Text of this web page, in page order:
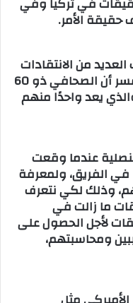
حقيقة الأمر.
من الانتقادات
حول تفسير الحادثة، ولكن كيف تفسر أن الصحافي ذو 60
والذي يعد واحدًا منهم
في القنصلية عندما وقعت
في الفريق، ولمعرفة
وذلك لكي نتعرف
ما زالت في
لأجل الحصول على
ومحاسبتهم،